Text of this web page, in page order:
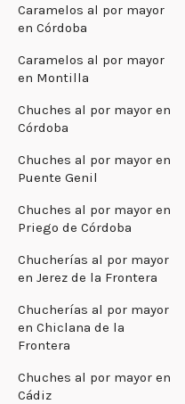
Caramelos al por mayor
en Córdoba
Caramelos al por mayor
en Montilla
Chuches al por mayor en
Córdoba
Chuches al por mayor en
Puente Genil
Chuches al por mayor en
Priego de Córdoba
Chucherías al por mayor
en Jerez de la Frontera
Chucherías al por mayor
en Chiclana de la
Frontera
Chuches al por mayor en
Cádiz